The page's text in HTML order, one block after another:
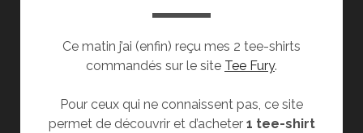
Ce matin j’ai (enfin) reçu mes 2 tee-shirts
commandés sur le site Tee Fury.
Pour ceux qui ne connaissent pas, ce site
permet de découvrir et d’acheter 1 tee-shirt